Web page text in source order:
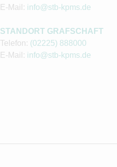
E-Mail: info@stb-kpms.de
STANDORT GRAFSCHAFT
Telefon: (02225) 888000
E-Mail: info@stb-kpms.de